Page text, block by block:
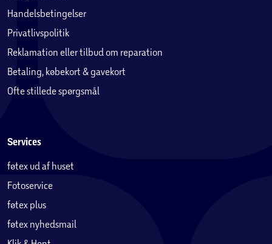
Handelsbetingelser
Privatlivspolitik
Reklamation eller tilbud om reparation
Betaling, købekort & gavekort
Ofte stillede spørgsmål
Services
føtex ud af huset
Fotoservice
føtex plus
føtex nyhedsmail